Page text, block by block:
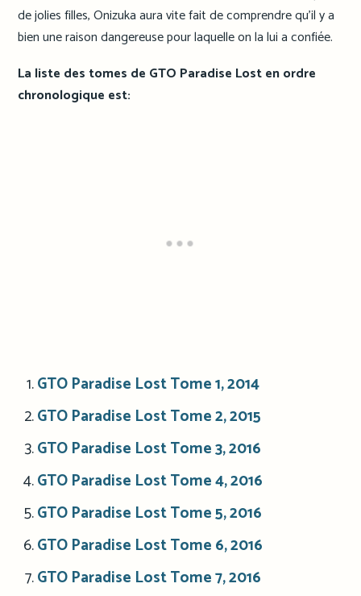
de jolies filles, Onizuka aura vite fait de comprendre qu’il y a
bien une raison dangereuse pour laquelle on la lui a confiée.
La liste des tomes de GTO Paradise Lost en ordre
chronologique est:
GTO Paradise Lost Tome 1, 2014
GTO Paradise Lost Tome 2, 2015
GTO Paradise Lost Tome 3, 2016
GTO Paradise Lost Tome 4, 2016
GTO Paradise Lost Tome 5, 2016
GTO Paradise Lost Tome 6, 2016
GTO Paradise Lost Tome 7, 2016